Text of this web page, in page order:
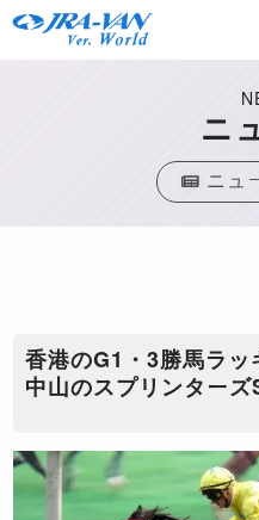
ニ
ニュ
香港のG1・3勝馬ラ
中山のスプリンター